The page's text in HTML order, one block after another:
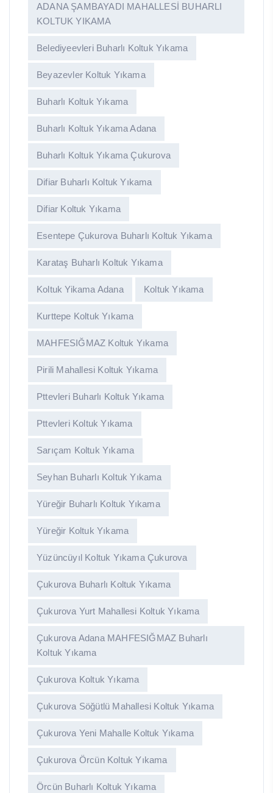
ADANA ŞAMBAYADI MAHALLESİ BUHARLI
KOLTUK YIKAMA
Belediyeevleri Buharlı Koltuk Yıkama
Beyazevler Koltuk Yıkama
Buharlı Koltuk Yıkama
Buharlı Koltuk Yıkama Adana
Buharlı Koltuk Yıkama Çukurova
Difiar Buharlı Koltuk Yıkama
Difiar Koltuk Yıkama
Esentepe Çukurova Buharlı Koltuk Yıkama
Karataş Buharlı Koltuk Yıkama
Koltuk Yikama Adana Koltuk Yıkama
Kurttepe Koltuk Yıkama
MAHFESIĞMAZ Koltuk Yıkama
Pirili Mahallesi Koltuk Yıkama
Pttevleri Buharlı Koltuk Yıkama
Pttevleri Koltuk Yıkama
Sarıçam Koltuk Yıkama
Seyhan Buharlı Koltuk Yıkama
Yüreğir Buharlı Koltuk Yıkama
Yüreğir Koltuk Yıkama
Yüzüncüyıl Koltuk Yıkama Çukurova
Çukurova Buharlı Koltuk Yıkama
Çukurova Yurt Mahallesi Koltuk Yıkama
Çukurova Adana MAHFESIĞMAZ Buharlı
Koltuk Yıkama
Çukurova Koltuk Yıkama
Çukurova Söğütlü Mahallesi Koltuk Yıkama
Çukurova Yeni Mahalle Koltuk Yıkama
Çukurova Örcün Koltuk Yıkama
Örcün Buharlı Koltuk Yıkama